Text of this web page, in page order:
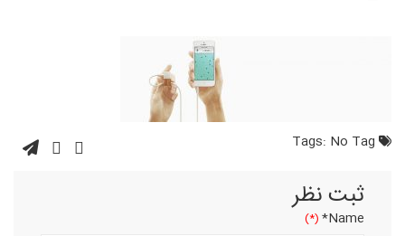
No Tag
ثبت نظر
Name*